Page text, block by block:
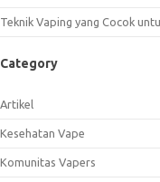
Teknik Vaping yang Cocok
Category
Artikel
Kesehatan Vape
Komunitas Vapers